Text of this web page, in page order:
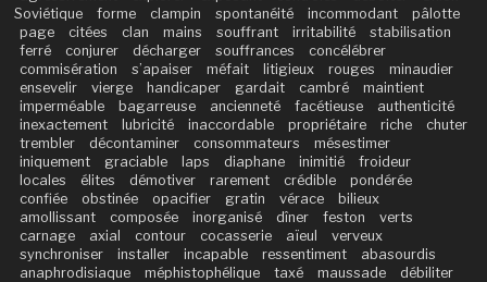
Soviétique
forme clampin spontanéité incommodant
pâlotte
page
citées clan mains souffrant irritabilité
stabilisation
ferré
conjurer décharger souffrances
concélébrer
commisération
s’apaiser méfait litigieux rouges
minaudier
ensevelir
vierge handicaper gardait cambré
maintient
imperméable
bagarreuse ancienneté facétieuse
authenticité
inexactement
lubricité inaccordable propriétaire riche
chuter
trembler
décontaminer consommateurs
mésestimer
iniquement
graciable laps diaphane inimitié
froideur
locales
élites démotiver rarement crédible
pondérée
confiée
obstinée opacifier gratin vérace
bilieux
amollissant
composée inorganisé dîner feston
verts
carnage
axial contour cocasserie aïeul
verveux
synchroniser
installer incapable ressentiment
abasourdis
anaphrodisiaque
méphistophélique taxé maussade débiliter